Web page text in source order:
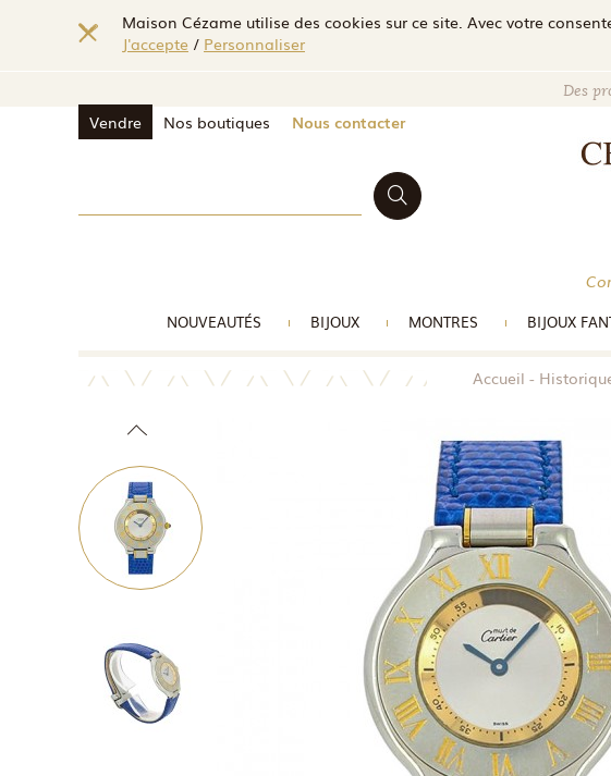
Maison Cézame utilise des cookies sur ce site. Avec votre
J'accepte / Personnaliser
Vendre Nos boutiques Nous contacter
Des
NOUVEAUTÉS BIJOUX MONTRES BIJOUX
Accueil